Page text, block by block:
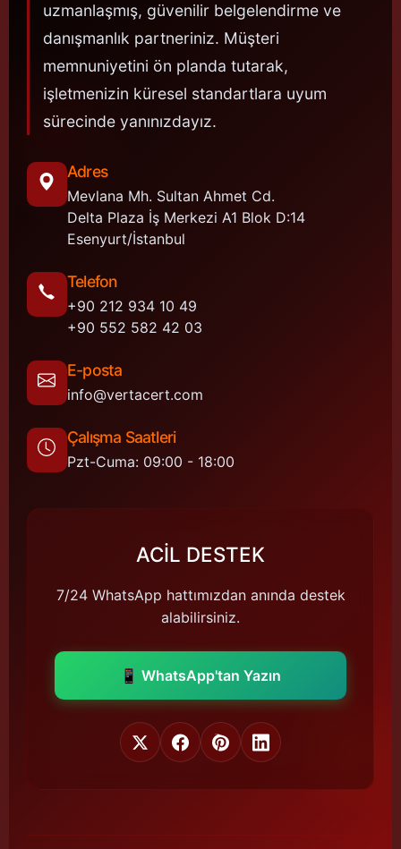
uzmanlaşmış, güvenilir belgelendirme ve
danışmanlık partneriniz. Müşteri
memnuniyetini ön planda tutarak,
işletmenizin küresel standartlara uyum
sürecinde yanınızdayız.
Adres
Mevlana Mh. Sultan Ahmet Cd.
Delta Plaza İş Merkezi A1 Blok D:14
Esenyurt/İstanbul
Telefon
+90 212 934 10 49
+90 552 582 42 03
E-posta
info@vertacert.com
Çalışma Saatleri
Pzt-Cuma: 09:00 - 18:00
ACİL DESTEK
7/24 WhatsApp hattımızdan anında destek
alabilirsiniz.
📱 WhatsApp'tan Yazın